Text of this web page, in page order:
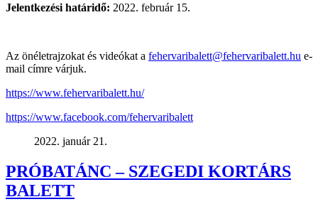
Jelentkezési határidő: 2022. február 15.
Az önéletrajzokat és videókat a fehervaribalett@fehervaribalett.hu e-
mail címre várjuk.
https://www.fehervaribalett.hu/
https://www.facebook.com/fehervaribalett
2022. január 21.
PRÓBATÁNC – SZEGEDI KORTÁRS
BALETT